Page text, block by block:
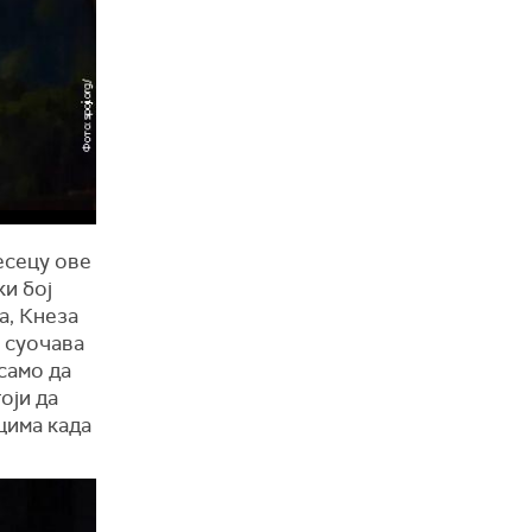
ове
бој
Кнеза
да
да
када